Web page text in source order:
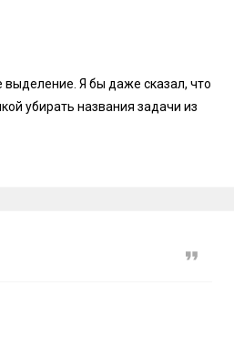
Я бы даже сказал, что
убирать названия задачи из
Цитата